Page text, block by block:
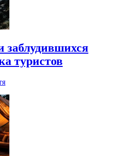
туристов